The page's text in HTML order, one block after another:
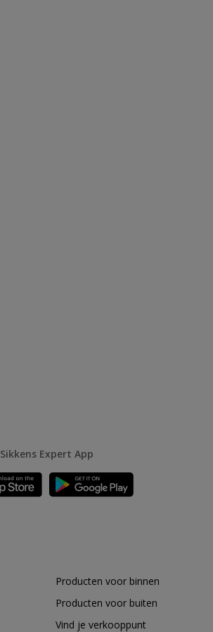
Sikkens Expert App
Producten voor binnen
Producten voor buiten
Vind je verkooppunt